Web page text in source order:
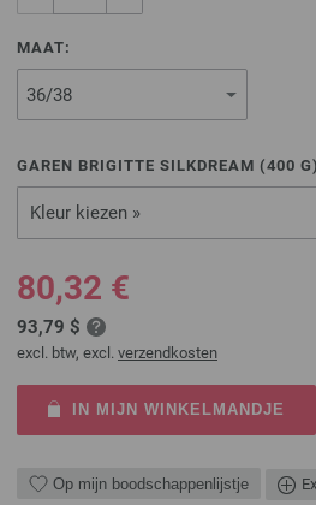
MAAT:
GAREN BRIGITTE SILKDREAM (400 G)
Kleur kiezen »
80,32 €
93,79 $
excl. btw, excl. verzendkosten
IN MIJN WINKELMANDJE
Op mijn boodschappenlijstje